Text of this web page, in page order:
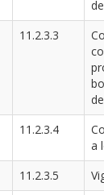
11.2.3.3
11.2.3.4
a
11.2.3.5